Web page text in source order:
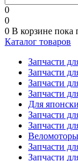
0
0
0 В корзине пока
Каталог товаров
Запчасти
Запчасти
Запчасти
Запчасти
Для
Запчасти
Запчасти
Запчасти
Запчасти